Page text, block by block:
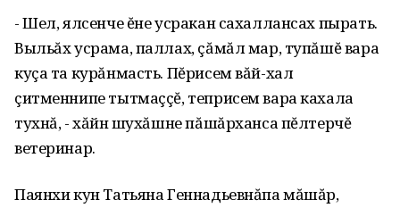
- Шел‚ ялсенче ĕне усракан сахаллансах пырать.
Выльăх усрама‚ паллах‚ çăмăл мар‚ тупăшĕ вара
куçа та курăнмасть. Пĕрисем вăй-хал
çитменнипе тытмаççĕ‚ теприсем вара кахала
тухнă, - хăйӗн шухăшне пăшăрханса пĕлтерчĕ
ветеринар.
Паянхи кун Татьяна Геннадьевнăпа мăшăрӗ,